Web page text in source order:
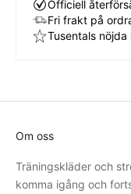
Officiell
Fri frakt på
Tusentals nöjda
Om oss
Träningskläder och
komma igång och